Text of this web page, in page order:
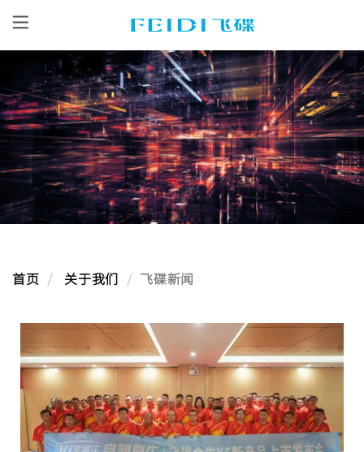
首页 关于我们 飞碟新闻